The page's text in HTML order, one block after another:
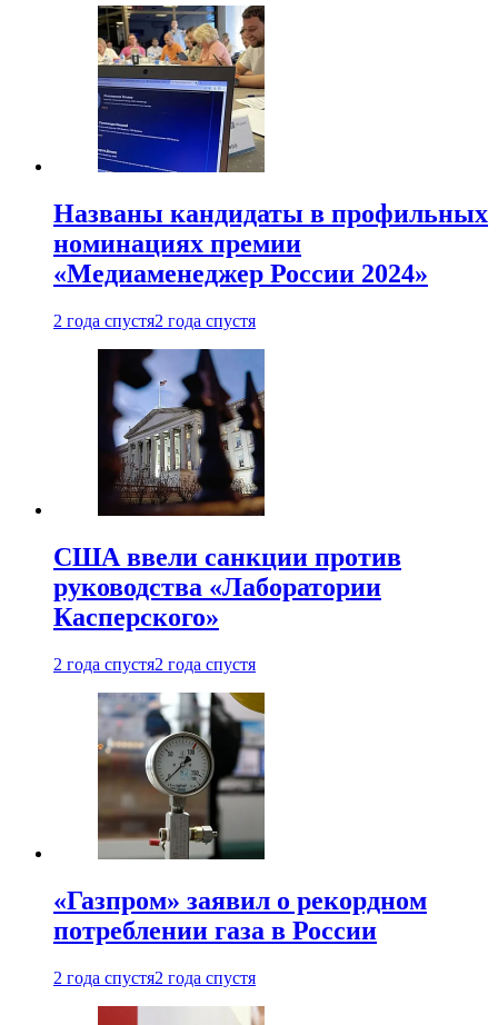
Названы кандидаты в профильных
номинациях премии
«Медиаменеджер России 2024»
2 года спустя2 года спустя
США ввели санкции против
руководства «Лаборатории
Касперского»
2 года спустя2 года спустя
«Газпром» заявил о рекордном
потреблении газа в России
2 года спустя2 года спустя